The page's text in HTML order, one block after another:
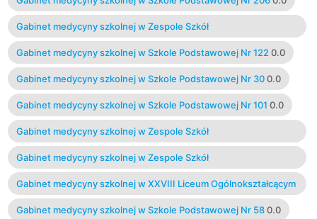
Gabinet medycyny szkolnej w Zespole Szkół
Ogólnokształcących Nr 40.0
Gabinet medycyny szkolnej w Szkole Podstawowej Nr 122 0.0
Gabinet medycyny szkolnej w Szkole Podstawowej Nr 30 0.0
Gabinet medycyny szkolnej w Szkole Podstawowej Nr 101 0.0
Gabinet medycyny szkolnej w Zespole Szkół
Ponadgimnazjalnych Nr 6 0.0
Gabinet medycyny szkolnej w Zespole Szkół
Ogólnokształcących Nr 90.0
Gabinet medycyny szkolnej w XXVIII Liceum Ogólnokształcącym
0.0
Gabinet medycyny szkolnej w Szkole Podstawowej Nr 58 0.0